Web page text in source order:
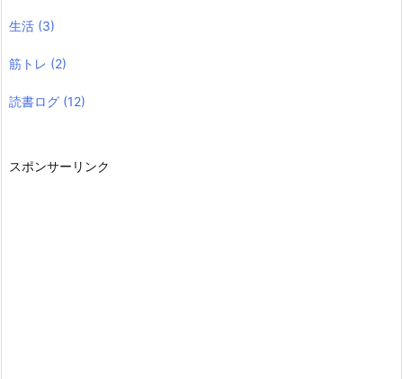
生活 (3)
筋トレ (2)
読書ログ (12)
スポンサーリンク